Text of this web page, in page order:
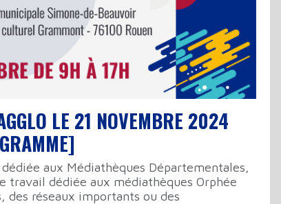
LE 21 NOVEMBRE 2024
aux Médiathèques Départementales,
travail dédiée aux médiathèques Orphée
des réseaux importants ou des